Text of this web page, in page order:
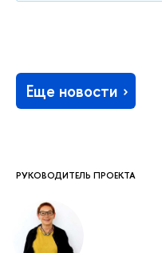
РУКОВОДИТЕЛЬ ПРОЕКТА
Еще новости